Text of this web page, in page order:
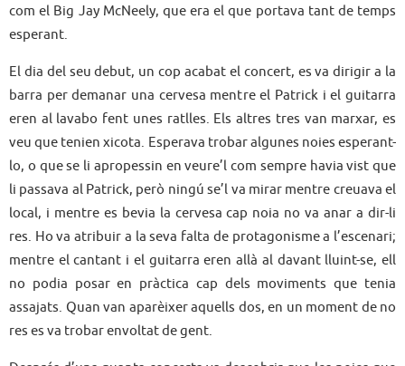
com el Big Jay McNeely, que era el que portava tant de temps
esperant.
El dia del seu debut, un cop acabat el concert, es va dirigir a la
barra per demanar una cervesa mentre el Patrick i el guitarra
eren al lavabo fent unes ratlles. Els altres tres van marxar, es
veu que tenien xicota. Esperava trobar algunes noies esperant-
lo, o que se li apropessin en veure’l com sempre havia vist que
li passava al Patrick, però ningú se’l va mirar mentre creuava el
local, i mentre es bevia la cervesa cap noia no va anar a dir-li
res. Ho va atribuir a la seva falta de protagonisme a l’escenari;
mentre el cantant i el guitarra eren allà al davant lluint-se, ell
no podia posar en pràctica cap dels moviments que tenia
assajats. Quan van aparèixer aquells dos, en un moment de no
res es va trobar envoltat de gent.